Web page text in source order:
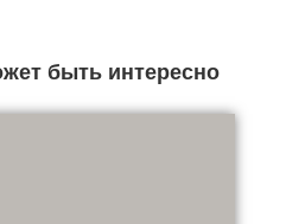
быть интересно